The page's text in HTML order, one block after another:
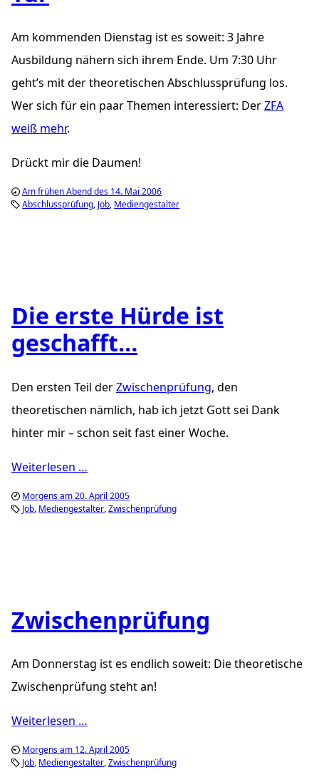
Am kommenden Dienstag ist es soweit: 3 Jahre
Ausbildung nähern sich ihrem Ende. Um 7:30 Uhr
geht’s mit der theoretischen Abschlussprüfung los.
Wer sich für ein paar Themen interessiert: DerZFA
weiß mehr.
Drückt mir die Daumen!
Am frühen Abend des 14. Mai 2006
Abschlussprüfung Job Mediengestalter
Die erste Hürde ist
geschafft…
Den ersten Teil derZwischenprüfung, den
theoretischen nämlich, hab ich jetzt Gott sei Dank
hinter mir – schon seit fast einer Woche.
Weiterlesen …
Morgens am 20. April 2005
Job Mediengestalter Zwischenprüfung
Zwischenprüfung
Am Donnerstag ist es endlich soweit: Die theoretische
Zwischenprüfung steht an!
Weiterlesen …
Morgens am 12. April 2005
Job Mediengestalter Zwischenprüfung